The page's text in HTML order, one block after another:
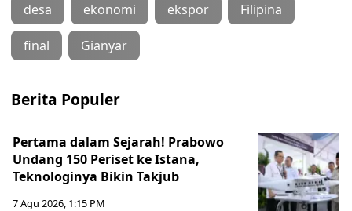
desa ekonomi ekspor Filipina
final Gianyar
Berita Populer
Pertama dalam Sejarah! Prabowo
Undang 150 Periset ke Istana,
Teknologinya Bikin Takjub
7 Agu 2026, 1:15 PM